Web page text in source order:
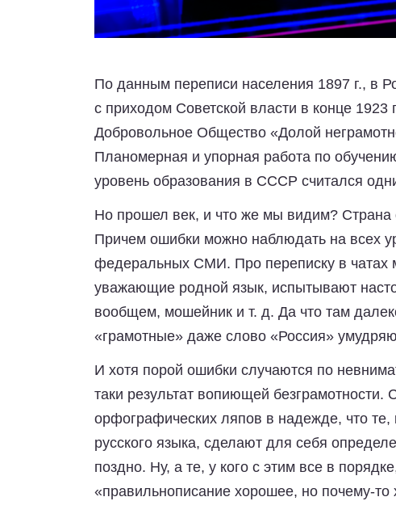
По данным переписи населения 1897 г., в
с приходом Советской власти в конце
Добровольное Общество «Долой
Планомерная и упорная работа по
уровень образования в СССР считался
Но прошел век, и что же мы видим? Страна
Причем ошибки можно наблюдать на всех
федеральных СМИ. Про переписку в
уважающие родной язык, испытывают
вообщем, мошейник и т. д. Да что там
«грамотные» даже слово «Россия»
И хотя порой ошибки случаются по
таки результат вопиющей
орфографических ляпов в надежде, что те,
русского языка, сделают для себя
поздно. Ну, а те, у кого с этим все в
«правильнописание хорошее, но почему-